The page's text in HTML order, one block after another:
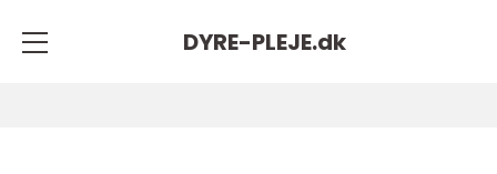
DYRE-PLEJE.dk